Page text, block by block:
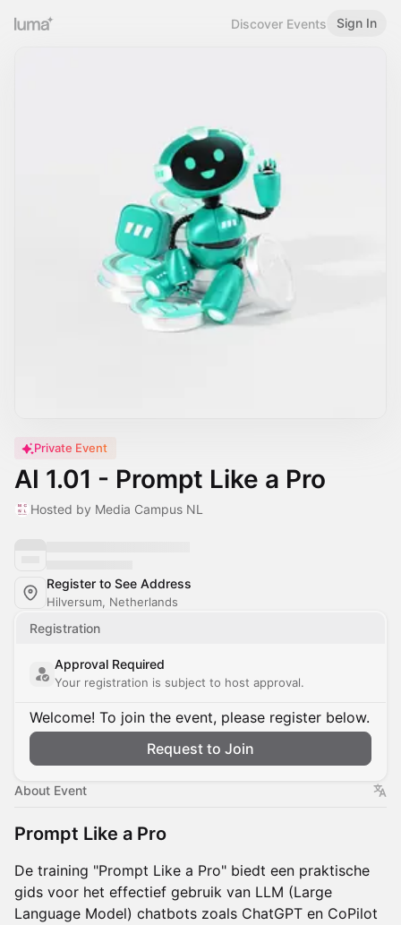
Discover Events Sign In
Private Event
AI 1.01 - Prompt Like a Pro
Hosted by Media Campus NL
Register to See Address
Hilversum, Netherlands
Registration
Approval Required
Your registration is subject to host approval.
Welcome! To join the event, please register below.
Request to Join
About Event
Prompt Like a Pro
De training "Prompt Like a Pro" biedt een praktische
gids voor het effectief gebruik van LLM (Large
Language Model) chatbots zoals ChatGPT en CoPilot